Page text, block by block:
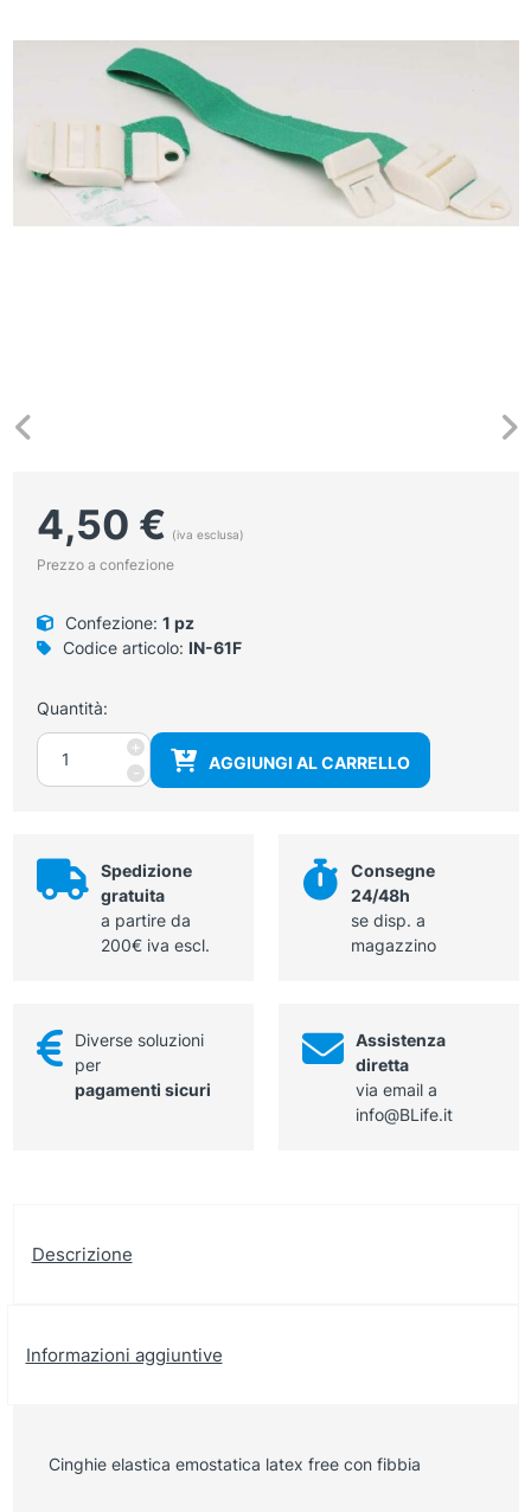
4,50 € (iva esclusa)
Prezzo a confezione
Confezione: 1 pz
Codice articolo: IN-61F
Quantità:
-
Cinghia
emostatica
elastica
+
AGGIUNGI AL CARRELLO
Spedizione
gratuita
a partire da
200€ iva escl.
Consegne
24/48h
se disp. a
magazzino
Diverse soluzioni
per
pagamenti sicuri
Assistenza
diretta
via email a
info@BLife.it
Descrizione
Informazioni aggiuntive
Cinghie elastica emostatica latex free con fibbia